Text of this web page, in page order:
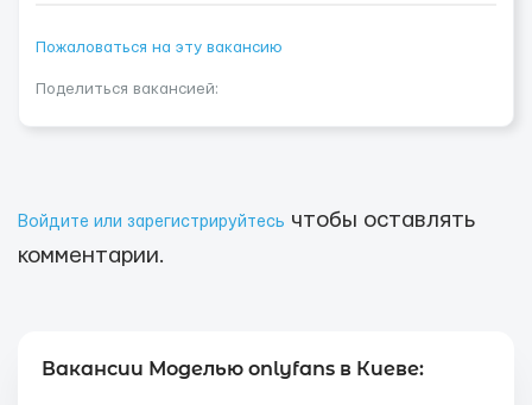
Пожаловаться на эту вакансию
Поделиться вакансией:
Войдите или зарегистрируйтесь чтобы оставлять
комментарии.
Вакансии Моделью onlyfans в Киеве: